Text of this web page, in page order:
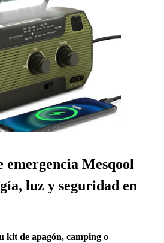
emergencia Mesqool
luz y seguridad en
kit de apagón, camping o